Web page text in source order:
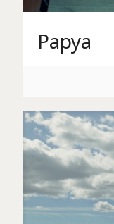
Papya